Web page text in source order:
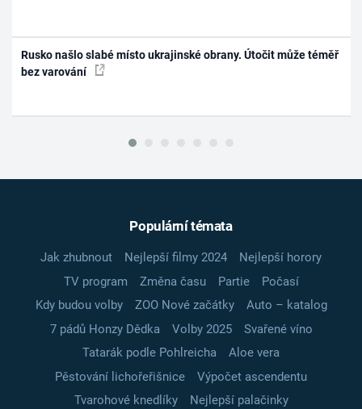
Rusko našlo slabé místo ukrajinské obrany. Útočit může téměř
bez varování
Populární témata
Jak zhubnout Nejlepší filmy 2024
Nejlepší horory
TV program
Změna času Partie
Počasí
Kdy budou volby
ZOO Nové začátky
Auto – katalog
7 pádů Honzy Dědka
Volby 2025
Svařené víno
Tatarák podle Pohlreicha
Aloe vera
Pěstování lichořeřišnice
Výpočet ascendentu
Tvarohové knedlíky
Nejlepší palačinky